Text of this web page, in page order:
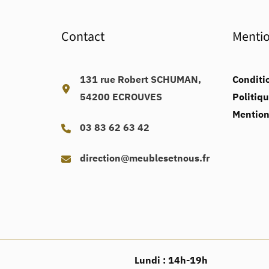
Contact
131 rue Robert SCHUMAN,
54200 ECROUVES
03 83 62 63 42
direction@meublesetnous.fr
Lundi : 14h-19h